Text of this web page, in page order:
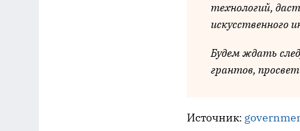
технологий,
искусственного
Будем ждать
грантов,
Источник: